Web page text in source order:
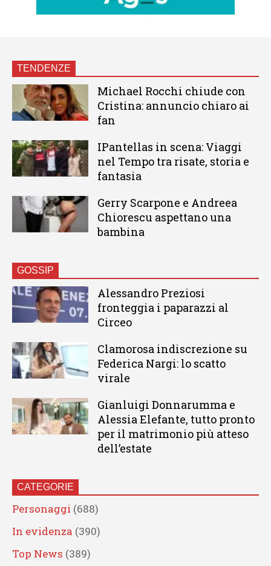
TENDENZE
Michael Rocchi chiude con
Cristina: annuncio chiaro ai
fan
IPantellas in scena: Viaggi
nel Tempo tra risate, storia e
fantasia
Gerry Scarpone e Andreea
Chiorescu aspettano una
bambina
GOSSIP
Alessandro Preziosi
fronteggia i paparazzi al
Circeo
Clamorosa indiscrezione su
Federica Nargi: lo scatto
virale
Gianluigi Donnarumma e
Alessia Elefante, tutto pronto
per il matrimonio più atteso
dell’estate
CATEGORIE
Personaggi (688)
In evidenza (390)
Top News (389)